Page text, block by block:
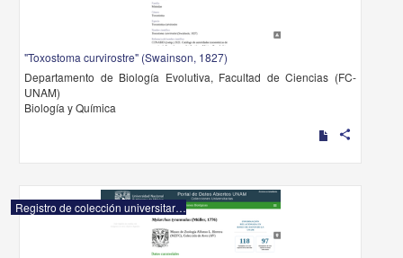
"Toxostoma curvirostre" (Swainson, 1827)
Departamento de Biología Evolutiva, Facultad de Ciencias (FC-
UNAM)
Biología y Química
share
Registro de colección universitaria